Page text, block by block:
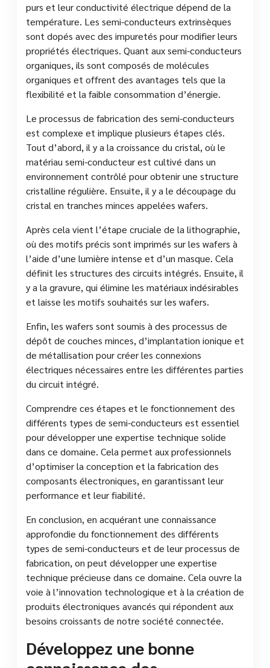
purs et leur conductivité électrique dépend de la
température. Les semi-conducteurs extrinsèques
sont dopés avec des impuretés pour modifier leurs
propriétés électriques. Quant aux semi-conducteurs
organiques, ils sont composés de molécules
organiques et offrent des avantages tels que la
flexibilité et la faible consommation d’énergie.
Le processus de fabrication des semi-conducteurs
est complexe et implique plusieurs étapes clés.
Tout d’abord, il y a la croissance du cristal, où le
matériau semi-conducteur est cultivé dans un
environnement contrôlé pour obtenir une structure
cristalline régulière. Ensuite, il y a le découpage du
cristal en tranches minces appelées wafers.
Après cela vient l’étape cruciale de la lithographie,
où des motifs précis sont imprimés sur les wafers à
l’aide d’une lumière intense et d’un masque. Cela
définit les structures des circuits intégrés. Ensuite, il
y a la gravure, qui élimine les matériaux indésirables
et laisse les motifs souhaités sur les wafers.
Enfin, les wafers sont soumis à des processus de
dépôt de couches minces, d’implantation ionique et
de métallisation pour créer les connexions
électriques nécessaires entre les différentes parties
du circuit intégré.
Comprendre ces étapes et le fonctionnement des
différents types de semi-conducteurs est essentiel
pour développer une expertise technique solide
dans ce domaine. Cela permet aux professionnels
d’optimiser la conception et la fabrication des
composants électroniques, en garantissant leur
performance et leur fiabilité.
En conclusion, en acquérant une connaissance
approfondie du fonctionnement des différents
types de semi-conducteurs et de leur processus de
fabrication, on peut développer une expertise
technique précieuse dans ce domaine. Cela ouvre la
voie à l’innovation technologique et à la création de
produits électroniques avancés qui répondent aux
besoins croissants de notre société connectée.
Développez une bonne